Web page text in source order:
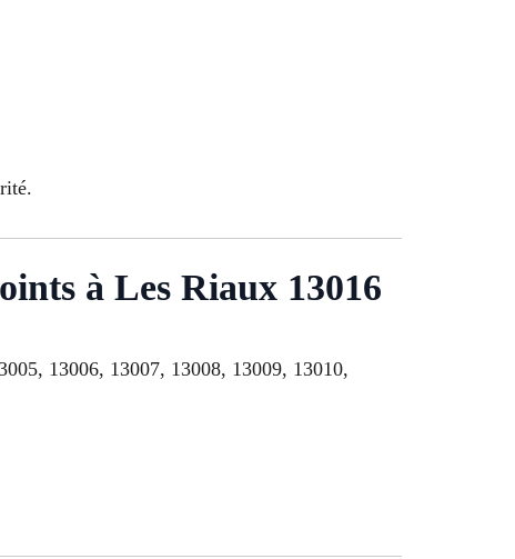
à Les Riaux 13016
13006, 13007, 13008, 13009, 13010,